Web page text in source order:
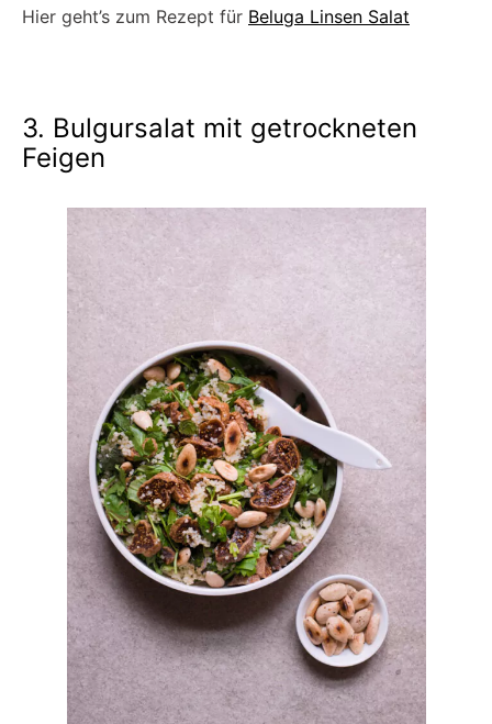
Hier geht’s zum Rezept für Beluga Linsen Salat
3. Bulgursalat mit getrockneten
Feigen